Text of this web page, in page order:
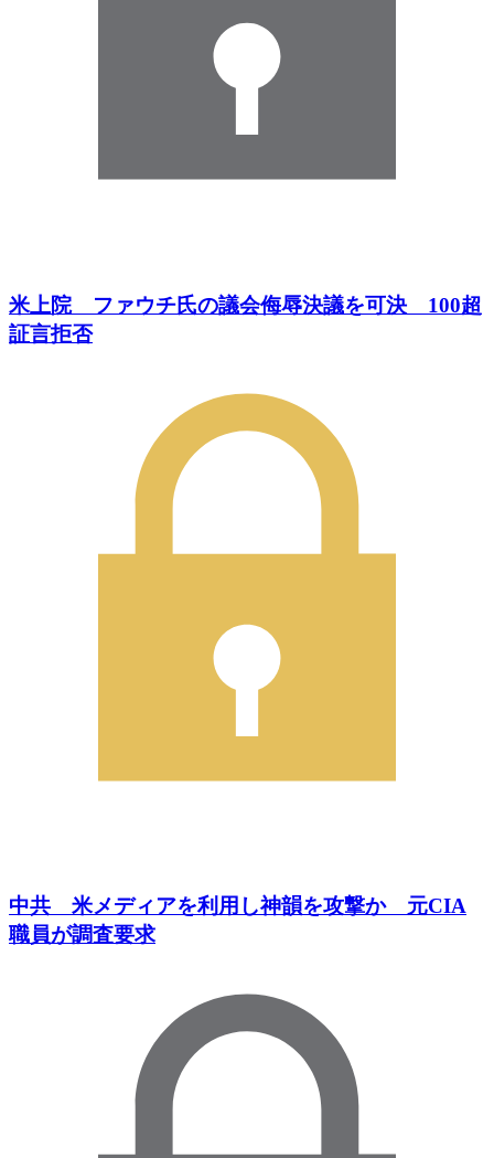
米上院 ファウチ氏の議会侮辱決議を可決 100超
証言拒否
中共 米メディアを利用し神韻を攻撃か 元CIA
職員が調査要求